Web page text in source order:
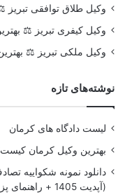
وکیل طلاق توافقی تبریز ⚖️ در 10 روز
وکیل کیفری تبریز ⚖️ بهترین
وکیل ملکی تبریز ⚖️ بهترین
نوشته‌های تازه
لیست دادگاه های کرمان
بهترین وکیل کرمان
دانلود نمونه شکواییه
(آپدیت 1405 + راهنمای پزشکی قانونی)